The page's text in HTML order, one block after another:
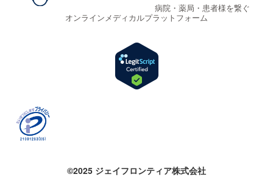
病院・薬局・患者様を繋ぐ
オンラインメディカルプラットフォーム
©2025 ジェイフロンティア株式会社